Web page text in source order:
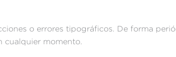
o errores tipográficos. De forma
cualquier momento.